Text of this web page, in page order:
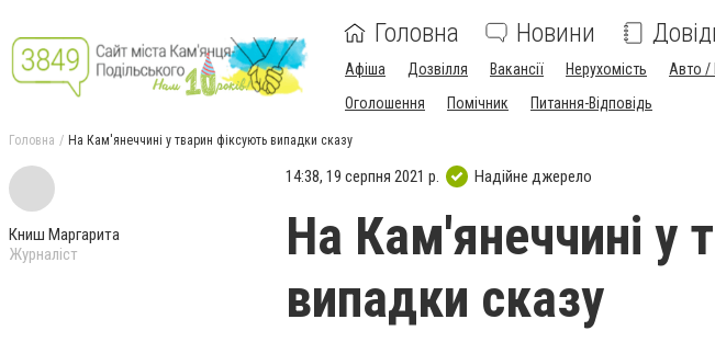
Головна Новини
Афіша Дозвілля Вакансії Нерухомість Авто /
Оголошення
Помічник Питання-Відповідь
Головна На Кам'янеччині у тварин фіксують випадки сказу
Книш Маргарита
Журналіст
14:38, 19 серпня 2021 р. Надійне джерело
На Кам'янеччині у
випадки сказу